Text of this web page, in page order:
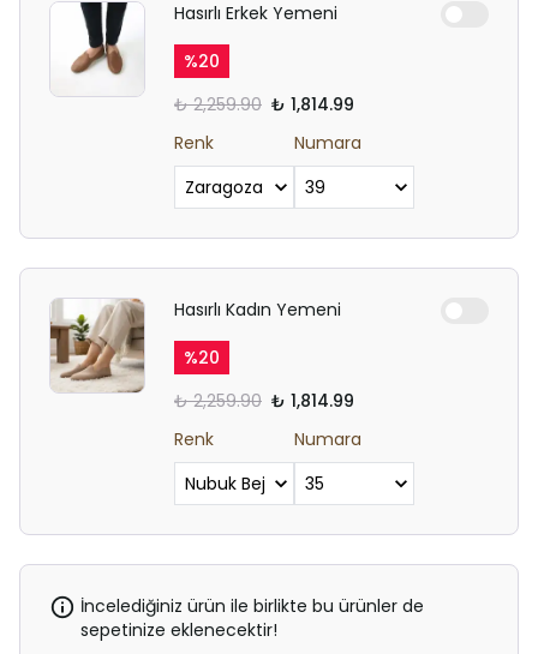
Hasırlı Erkek Yemeni
%20
₺ 2,259.90 ₺ 1,814.99
Renk
Numara
Hasırlı Kadın Yemeni
%20
₺ 2,259.90 ₺ 1,814.99
Renk
Numara
İncelediğiniz ürün ile birlikte bu ürünler de
sepetinize eklenecektir!